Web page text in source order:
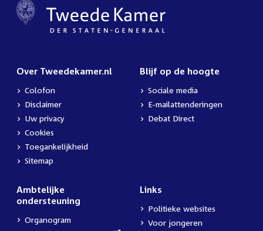
Over Tweedekamer.nl
Colofon
Disclaimer
Uw privacy
Cookies
Toegankelijkheid
Sitemap
Blijf op de hoogte
Sociale media
E-mailattenderingen
Debat Direct
Ambtelijke
ondersteuning
Organogram
Links
Politieke websites
Voor jongeren